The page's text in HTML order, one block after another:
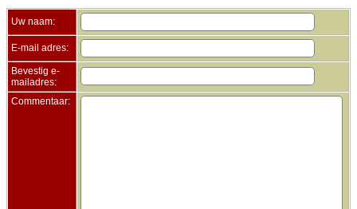
Uw naam:
E-mail adres:
Bevestig e-
mailadres:
Commentaar: